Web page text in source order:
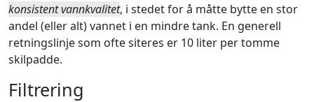
konsistent vannkvalitet, i stedet for å måtte bytte en stor
andel (eller alt) vannet i en mindre tank. En generell
retningslinje som ofte siteres er 10 liter per tomme
skilpadde.
Filtrering